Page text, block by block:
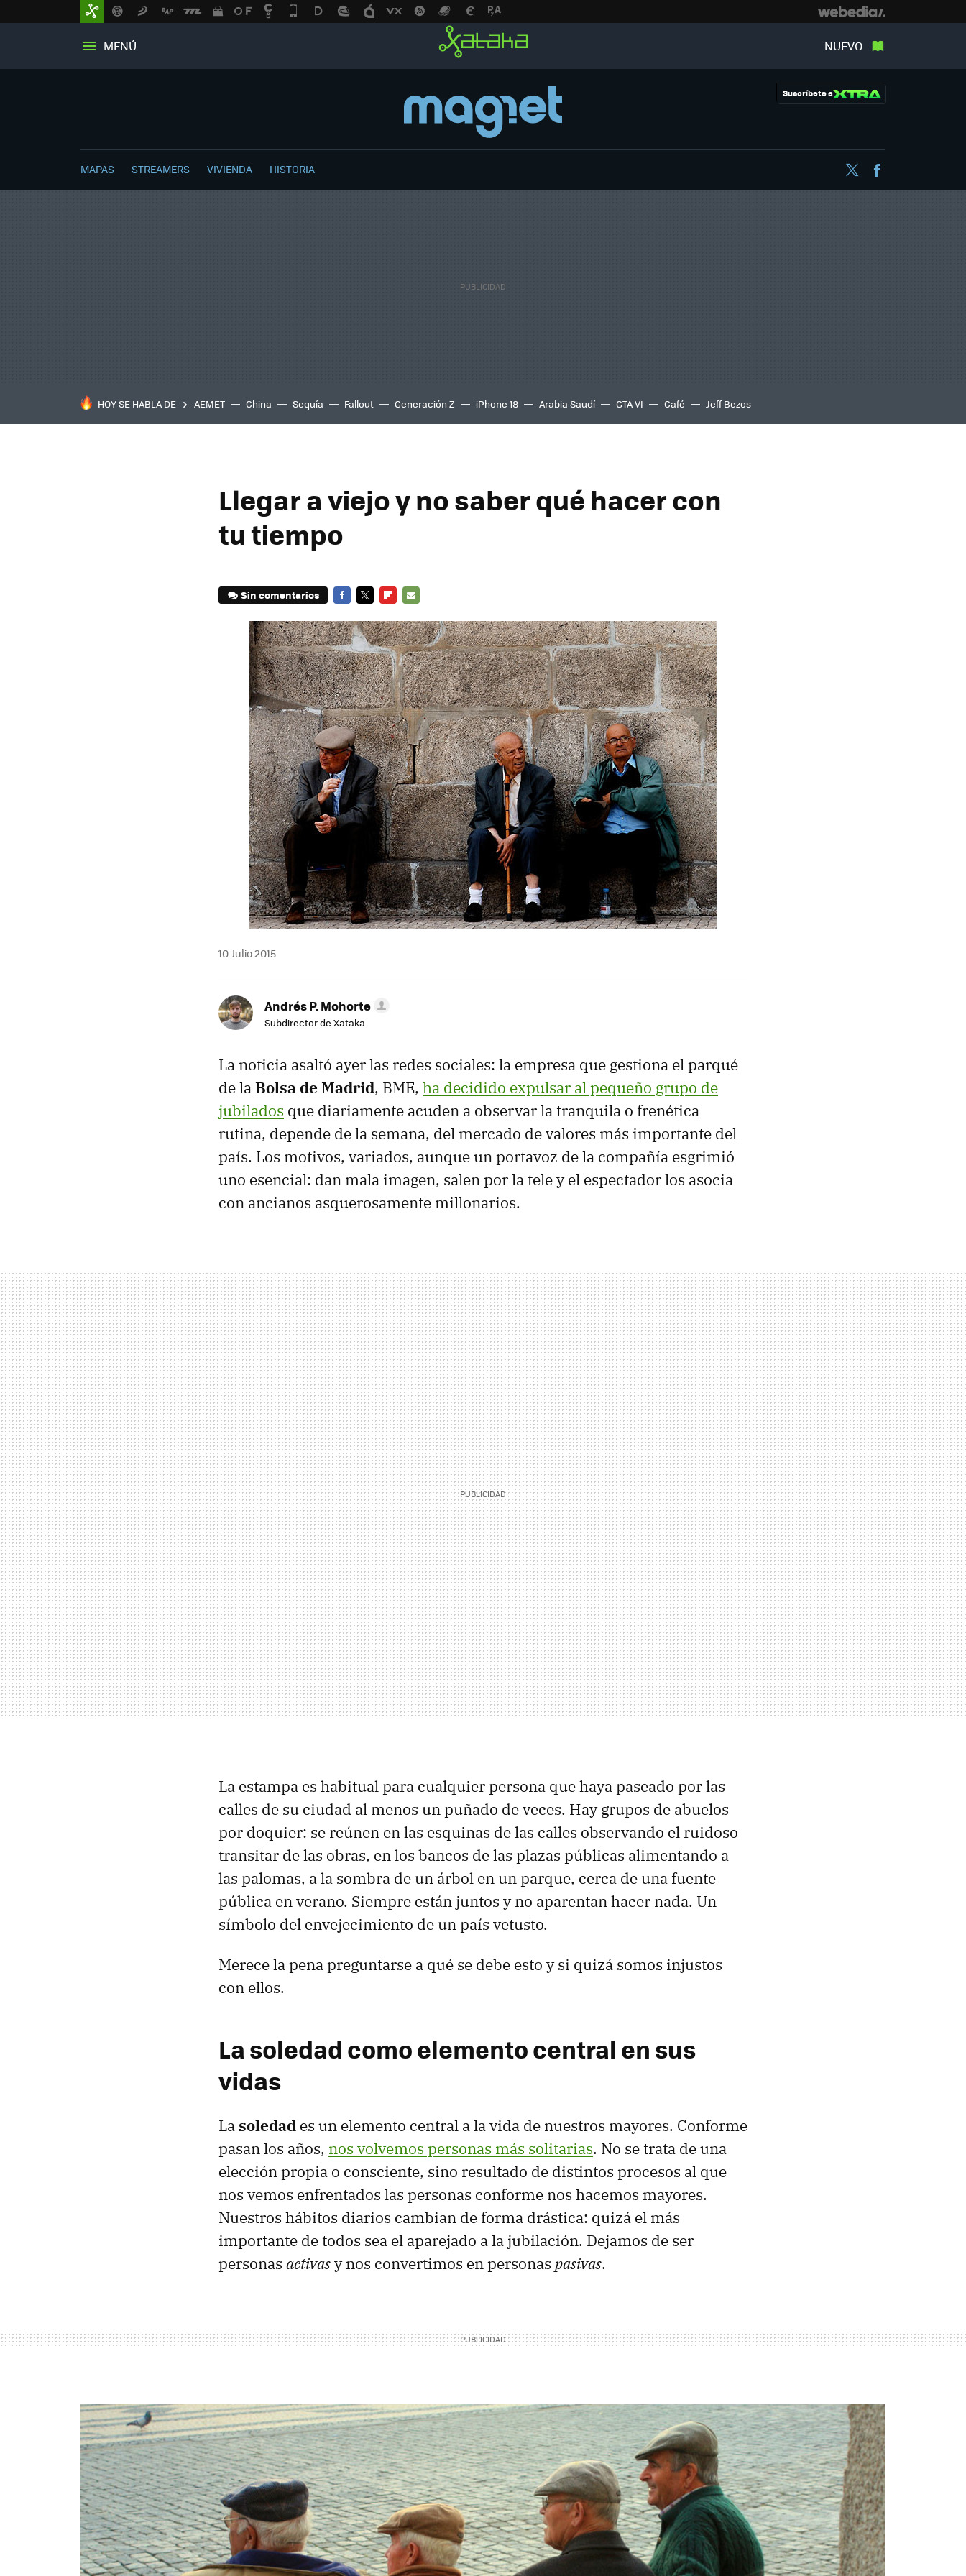
MENÚ NUEVO
Suscríbete a
MAPAS STREAMERS VIVIENDA HISTORIA Twitter
HOY SE HABLA DE AEMET China Sequía Fallout Generación Z iPhone 18 Arabia Saudí GTA VI Café Jeff Bezos
Llegar a viejo y no saber qué hacer con
tu tiempo
Sin comentarios
MAIL
10 Julio 2015
Andrés P. Mohorte
Subdirector de Xataka
La noticia asaltó ayer las redes sociales: la empresa que gestiona el parqué
de laBolsa de Madrid, BME, ha decidido expulsar al pequeño grupo de
jubilados que diariamente acuden a observar la tranquila o frenética
rutina, depende de la semana, del mercado de valores más importante del
país. Los motivos, variados, aunque un portavoz de la compañía esgrimió
uno esencial: dan mala imagen, salen por la tele y el espectador los asocia
con ancianos asquerosamente millonarios.
La estampa es habitual para cualquier persona que haya paseado por las
calles de su ciudad al menos un puñado de veces. Hay grupos de abuelos
por doquier: se reúnen en las esquinas de las calles observando el ruidoso
transitar de las obras, en los bancos de las plazas públicas alimentando a
las palomas, a la sombra de un árbol en un parque, cerca de una fuente
pública en verano. Siempre están juntos y no aparentan hacer nada. Un
símbolo del envejecimiento de un país vetusto.
Merece la pena preguntarse a qué se debe esto y si quizá somos injustos
con ellos.
La soledad como elemento central en sus
vidas
Lasoledad es un elemento central a la vida de nuestros mayores. Conforme
pasan los años, nos volvemos personas más solitarias. No se trata de una
elección propia o consciente, sino resultado de distintos procesos al que
nos vemos enfrentados las personas conforme nos hacemos mayores.
Nuestros hábitos diarios cambian de forma drástica: quizá el más
importante de todos sea el aparejado a la jubilación. Dejamos de ser
personas activasy nos convertimos en personas pasivas.